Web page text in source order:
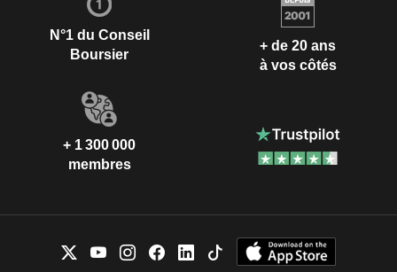
N°1 du Conseil
Boursier
+ de 20 ans
à vos côtés
+ 1 300 000
membres